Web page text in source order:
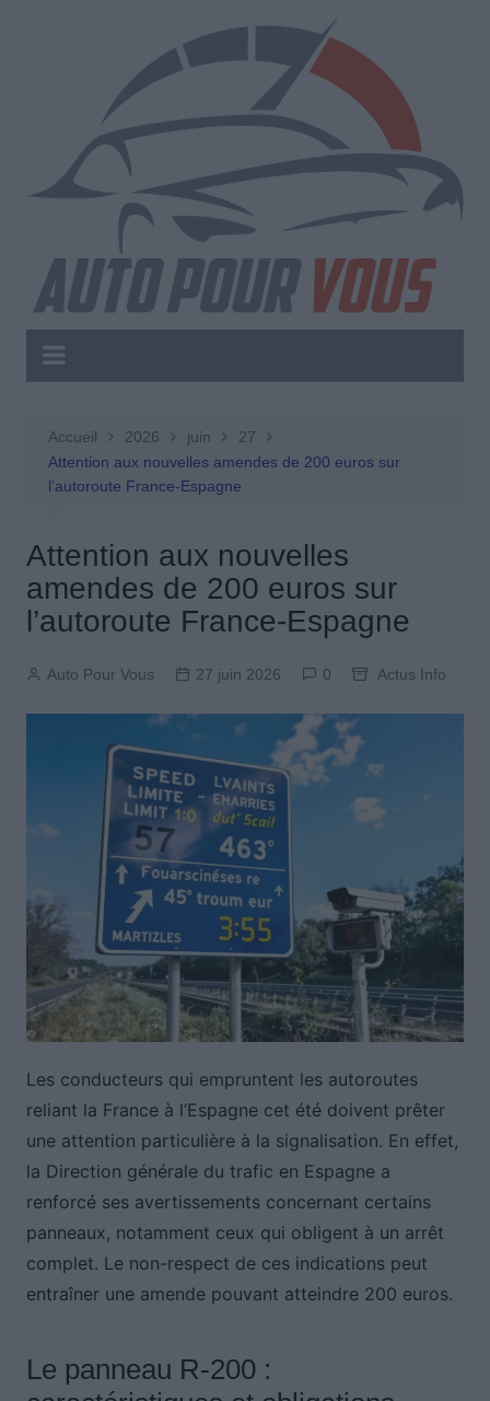
Accueil 2026 juin
27
Attention aux nouvelles amendes de 200 euros sur
l’autoroute France-Espagne
Attention aux nouvelles
amendes de 200 euros sur
l’autoroute France-Espagne
Auto Pour Vous 27 juin 2026 0 Actus Info
Les conducteurs qui empruntent les autoroutes
reliant la France à l’Espagne cet été doivent prêter
une attention particulière à la signalisation. En effet,
la Direction générale du trafic en Espagne a
renforcé ses avertissements concernant certains
panneaux, notamment ceux qui obligent à un arrêt
complet. Le non-respect de ces indications peut
entraîner une amende pouvant atteindre 200 euros.
Le panneau R-200 :